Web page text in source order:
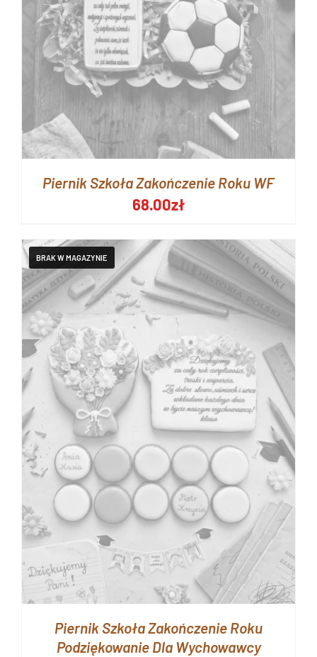
Piernik Szkoła Zakończenie Roku WF
68.00zł
Piernik Szkoła Zakończenie Roku
Podziękowanie Dla Wychowawcy